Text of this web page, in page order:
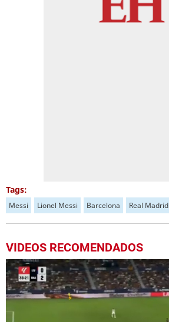
Tags:
Messi Lionel Messi Barcelona Real Madrid
VIDEOS RECOMENDADOS